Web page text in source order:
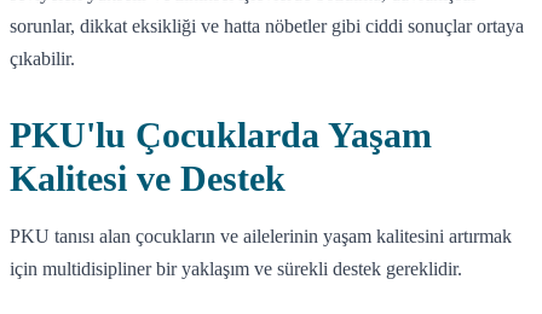
sorunlar, dikkat eksikliği ve hatta nöbetler gibi ciddi sonuçlar ortaya
çıkabilir.
PKU'lu Çocuklarda Yaşam
Kalitesi ve Destek
PKU tanısı alan çocukların ve ailelerinin yaşam kalitesini artırmak
için multidisipliner bir yaklaşım ve sürekli destek gereklidir.